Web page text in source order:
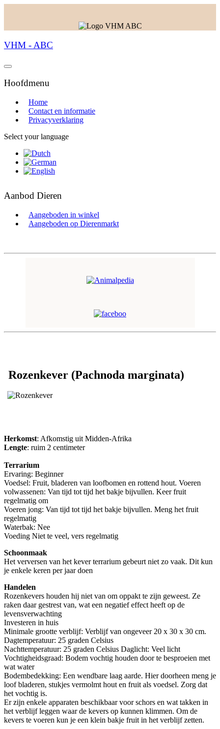
VHM - ABC
Hoofdmenu
Home
Contact en informatie
Privacyverklaring
Select your language
Aanbod Dieren
Aangeboden in winkel
Aangeboden op Dierenmarkt
Rozenkever (Pachnoda marginata)
Herkomst: Afkomstig uit Midden-Afrika
Lengte: ruim 2 centimeter
Terrarium
Ervaring: Beginner
Voedsel: Fruit, bladeren van loofbomen en rottend hout. Voeren
volwassenen: Van tijd tot tijd het bakje bijvullen. Keer fruit
regelmatig om
Voeren jong: Van tijd tot tijd het bakje bijvullen. Meng het fruit
regelmatig
Waterbak: Nee
Voeding Niet te veel, vers regelmatig
Schoonmaak
Het verversen van het kever terrarium gebeurt niet zo vaak. Dit kun
je enkele keren per jaar doen
Handelen
Rozenkevers houden hij niet van om oppakt te zijn geweest. Ze
raken daar gestrest van, wat een negatief effect heeft op de
levensverwachting
Investeren in huis
Minimale grootte verblijf: Verblijf van ongeveer 20 x 30 x 30 cm.
Dagtemperatuur: 25 graden Celsius
Nachttemperatuur: 25 graden Celsius Daglicht: Veel licht
Vochtigheidsgraad: Bodem vochtig houden door te besproeien met
wat water
Bodembedekking: Een wendbare laag aarde. Hier doorheen meng je
loof bladeren, stukjes vermolmt hout en fruit als voedsel. Zorg dat
het vochtig is.
Er zijn enkele apparaten beschikbaar voor schors en wat takken in
het verblijf leggen waar de kevers op kunnen klimmen. Om de
kevers te voeren kun je een klein bakje fruit in het verblijf zetten.